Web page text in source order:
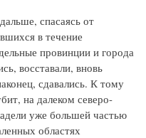
спасаясь от
в течение
провинции и города
восставали, вновь
сдавались. К тому
на далеком северо-
уже большей частью
областях